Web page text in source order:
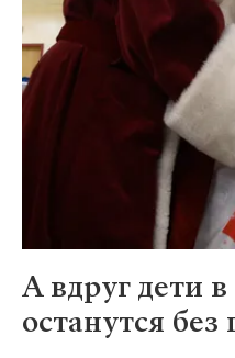
А вдруг дети
останутся без